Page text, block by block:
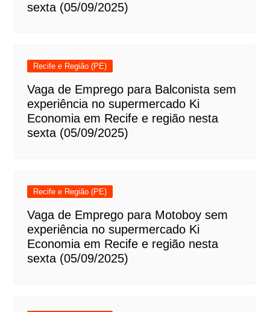
sexta (05/09/2025)
Recife e Região (PE)
Vaga de Emprego para Balconista sem
experiência no supermercado Ki
Economia em Recife e região nesta
sexta (05/09/2025)
Recife e Região (PE)
Vaga de Emprego para Motoboy sem
experiência no supermercado Ki
Economia em Recife e região nesta
sexta (05/09/2025)